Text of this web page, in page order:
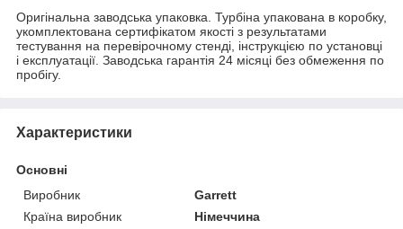
Оригінальна заводська упаковка. Турбіна упакована в коробку,
укомплектована сертифікатом якості з результатами
тестування на перевірочному стенді, інструкцією по установці
і експлуатації. Заводська гарантія 24 місяці без обмеження по
пробігу.
Характеристики
Основні
Виробник
Garrett
Країна виробник
Німеччина